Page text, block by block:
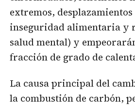
extremos,
inseguridad alimentaria y
salud mental) y
fracción de grado de
La causa principal del
la combustión de carbón,